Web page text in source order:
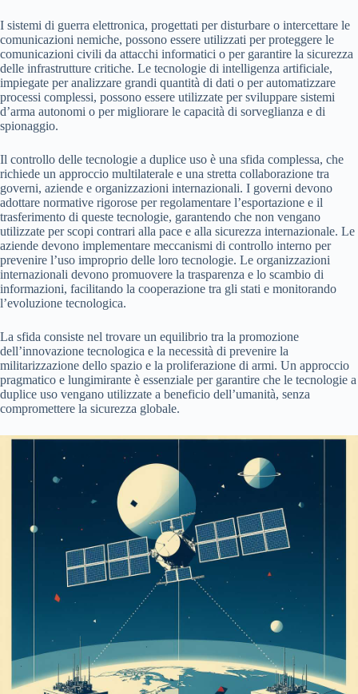
I sistemi di guerra elettronica, progettati per disturbare o intercettare le
comunicazioni nemiche, possono essere utilizzati per proteggere le
comunicazioni civili da attacchi informatici o per garantire la sicurezza
delle infrastrutture critiche. Le tecnologie di intelligenza artificiale,
impiegate per analizzare grandi quantità di dati o per automatizzare
processi complessi, possono essere utilizzate per sviluppare sistemi
d’arma autonomi o per migliorare le capacità di sorveglianza e di
spionaggio.
Il controllo delle tecnologie a duplice uso è una sfida complessa, che
richiede un approccio multilaterale e una stretta collaborazione tra
governi, aziende e organizzazioni internazionali. I governi devono
adottare normative rigorose per regolamentare l’esportazione e il
trasferimento di queste tecnologie, garantendo che non vengano
utilizzate per scopi contrari alla pace e alla sicurezza internazionale. Le
aziende devono implementare meccanismi di controllo interno per
prevenire l’uso improprio delle loro tecnologie. Le organizzazioni
internazionali devono promuovere la trasparenza e lo scambio di
informazioni, facilitando la cooperazione tra gli stati e monitorando
l’evoluzione tecnologica.
La sfida consiste nel trovare un equilibrio tra la promozione
dell’innovazione tecnologica e la necessità di prevenire la
militarizzazione dello spazio e la proliferazione di armi. Un approccio
pragmatico e lungimirante è essenziale per garantire che le tecnologie a
duplice uso vengano utilizzate a beneficio dell’umanità, senza
compromettere la sicurezza globale.